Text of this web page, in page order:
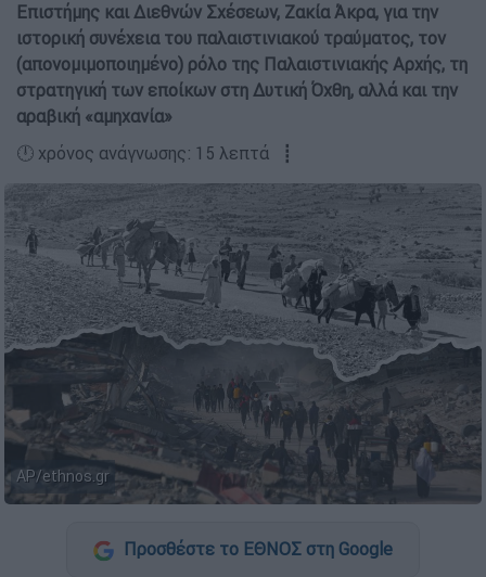
Επιστήμης και Διεθνών Σχέσεων, Ζακία Άκρα, για την
ιστορική συνέχεια του παλαιστινιακού τραύματος, τον
(απονομιμοποιημένο) ρόλο της Παλαιστινιακής Αρχής, τη
στρατηγική των εποίκων στη Δυτική Όχθη, αλλά και την
αραβική «αμηχανία»
🕛 χρόνος ανάγνωσης: 15 λεπτά ┋
AP/ethnos.gr
Προσθέστε το ΕΘΝΟΣ στη Google